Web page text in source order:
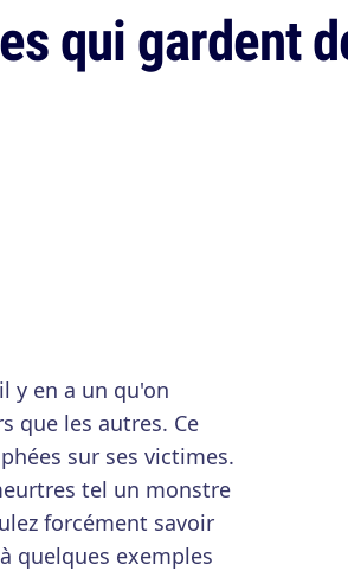
qui gardent
y en a un qu'on
que les autres. Ce
sur ses victimes.
tel un monstre
forcément savoir
quelques exemples